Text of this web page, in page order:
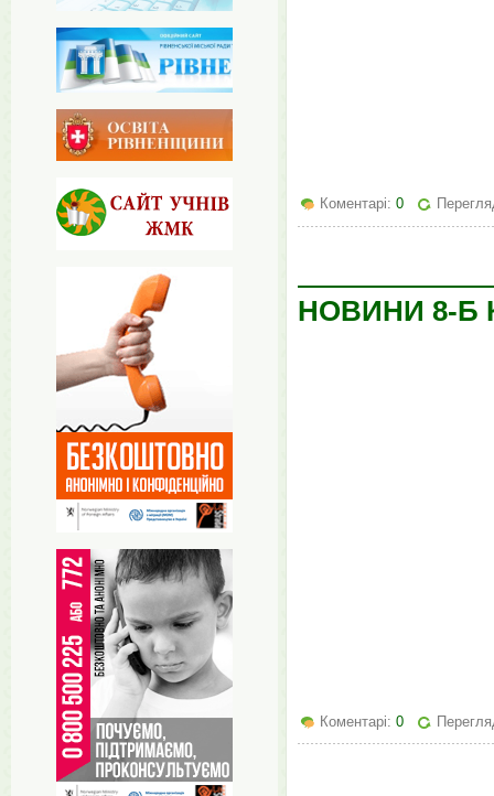
Коментарі: 0
НОВИНИ 8-Б
Коментарі: 0